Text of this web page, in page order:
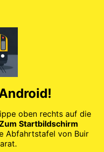
oben rechts auf die
Startbildschirm
Abfahrtstafel von Buir